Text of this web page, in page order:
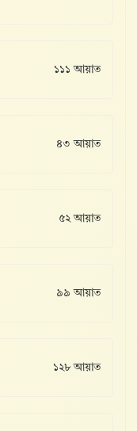
১১১ আয়াত
৪৩ আয়াত
৫২ আয়াত
৯৯ আয়াত
১২৮ আয়াত